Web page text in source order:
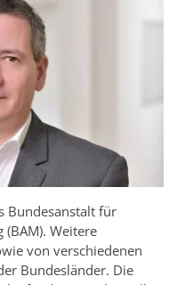
Bundesanstalt für
Weitere
von verschiedenen
Bundesländer. Die